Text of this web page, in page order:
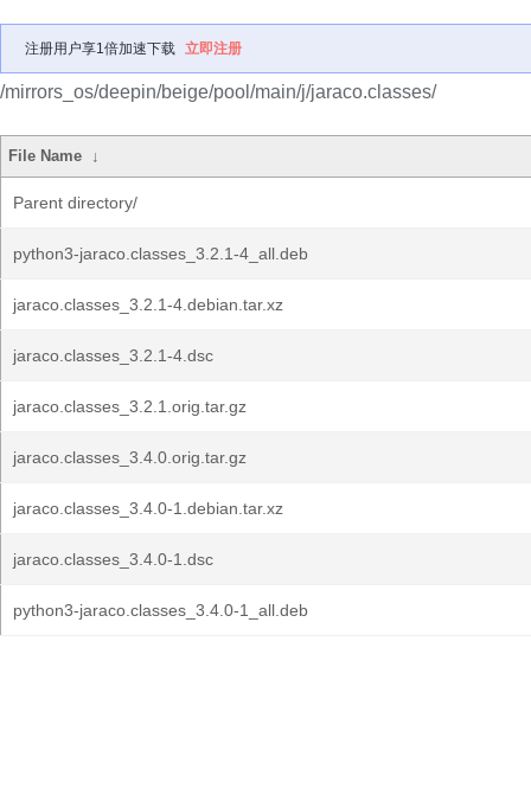
注册用户享1倍加速下载 立即注册
/mirrors_os/deepin/beige/pool/main/j/jaraco.classes/
File Name ↓
Parent directory/
python3-jaraco.classes_3.2.1-4_all.deb
jaraco.classes_3.2.1-4.debian.tar.xz
jaraco.classes_3.2.1-4.dsc
jaraco.classes_3.2.1.orig.tar.gz
jaraco.classes_3.4.0.orig.tar.gz
jaraco.classes_3.4.0-1.debian.tar.xz
jaraco.classes_3.4.0-1.dsc
python3-jaraco.classes_3.4.0-1_all.deb